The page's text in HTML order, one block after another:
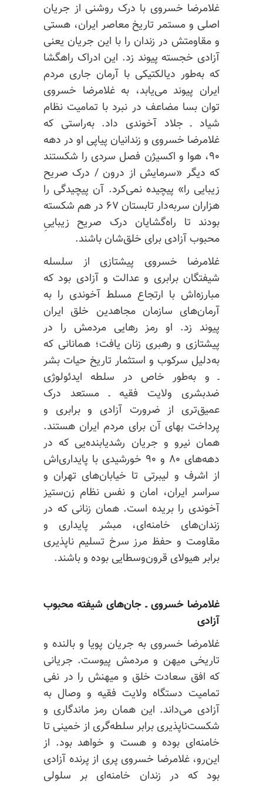
غلامرضا خسروی با درک روشنی از جریان
اصلی و مستمر تاریخ معاصر ایران، هستی
و مقاومتش در زندان را با این جریان یعنی
آزادی خجسته پیوند زد. این ادراک راهگشا
که به‌طور دیالکتیکی با آرمان جاری مردم
ایران پیوند می‌یابد، به غلامرضا خسروی
توان بسا مضاعف در نبرد با تمامیت نظام
شیاد ـ جلاد آخوندی داد. به‌راستی که
غلامرضا خسروی و زندانیان پیاپی او در دهه
۹۰، هوا و اکسیژن فصل سردی را شکستند
که دیگر «سرمایش از درون / درک صریح
زیبایی را» پیچیده نمی‌کرد. آن پیچیدگی را
هزاران سربه‌دار تابستان ۶۷ در هم شکسته
بودند تا راه‌گشایان درک صریح زیباییِ
محبوب آزادی برای خلق‌شان باشند.
غلامرضا خسروی پیشتازی از سلسله
شیفتگان برابری و عدالت و آزادی بود که
مبارزه‌اش با ارتجاع مسلط آخوندی را به
آرمان‌های سازمان مجاهدین خلق ایران
پیوند زد. او رمز رهایی مردمش را در
پیشتازی و رهبری زنان یافت؛ همانانی که
به‌دلیل سرکوب و استثمار تاریخ حیات بشر
ـ و به‌طور خاص در سلطه ایدئولوژی
ضدبشری ولایت فقیه ـ مستعد درک
عمیق‌تری از ضرورت آزادی و برابری و
پرداخت بهای آن برای مردم ایران هستند.
همان نیرو و جریان رشدیابنده‌یی که در
دهه‌های ۸۰ و ۹۰ خورشیدی با پایداری‌اش
از اشرف و لیبرتی تا خیابان‌های تهران و
سراسر ایران، امان و نفس نظام زن‌ستیز
آخوندی را بریده است. همان زنانی که در
زندان‌های خامنه‌ای، مبشر پایداری و
مقاومت و حفظ مرز سرخ تسلیم ‌ناپذیری
برابر هیولای قرون‌وسطایی بوده و باشند.
غلامرضا خسروی ـ جان‌های شیفته محبوب
آزادی
غلامرضا خسروی به جریان پویا و بالنده‌ و
تاریخی میهن و مردمش پیوست. جریانی
که افق سعادت خلق و میهنش را در نفی
تمامیت دستگاه ولایت فقیه و وصال به
آزادی می‌داند. این همان رمز ماندگاری و
شکست‌ناپذیری برابر سلطه‌گری از خمینی تا
خامنه‌ای بوده و هست و خواهد بود. از
این‌رو، غلامرضا خسروی پری از پرنده آزادی
بود که در زندان خامنه‌ای بر سلولی